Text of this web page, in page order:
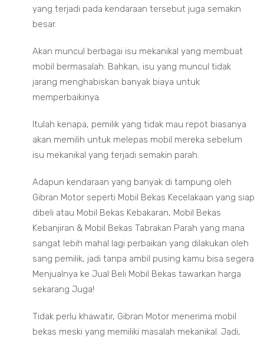
yang terjadi pada kendaraan tersebut juga semakin
besar.
Akan muncul berbagai isu mekanikal yang membuat
mobil bermasalah. Bahkan, isu yang muncul tidak
jarang menghabiskan banyak biaya untuk
memperbaikinya.
Itulah kenapa, pemilik yang tidak mau repot biasanya
akan memilih untuk melepas mobil mereka sebelum
isu mekanikal yang terjadi semakin parah.
Adapun kendaraan yang banyak di tampung oleh
Gibran Motor seperti Mobil Bekas Kecelakaan yang siap
dibeli atau Mobil Bekas Kebakaran, Mobil Bekas
Kebanjiran & Mobil Bekas Tabrakan Parah yang mana
sangat lebih mahal lagi perbaikan yang dilakukan oleh
sang pemilik, jadi tanpa ambil pusing kamu bisa segera
Menjualnya ke Jual Beli Mobil Bekas tawarkan harga
sekarang Juga!
Tidak perlu khawatir, Gibran Motor menerima mobil
bekas meski yang memiliki masalah mekanikal. Jadi,